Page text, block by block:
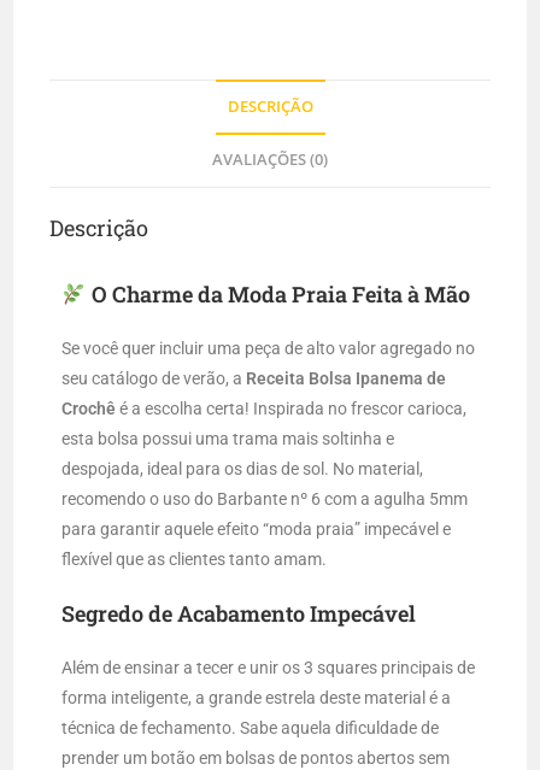
DESCRIÇÃO
AVALIAÇÕES (0)
Descrição
O Charme da Moda Praia Feita à Mão
Se você quer incluir uma peça de alto valor agregado no
seu catálogo de verão, a Receita Bolsa Ipanema de
Crochê é a escolha certa! Inspirada no frescor carioca,
esta bolsa possui uma trama mais soltinha e
despojada, ideal para os dias de sol. No material,
recomendo o uso do Barbante nº 6 com a agulha 5mm
para garantir aquele efeito “moda praia” impecável e
flexível que as clientes tanto amam.
Segredo de Acabamento Impecável
Além de ensinar a tecer e unir os 3 squares principais de
forma inteligente, a grande estrela deste material é a
técnica de fechamento. Sabe aquela dificuldade de
prender um botão em bolsas de pontos abertos sem